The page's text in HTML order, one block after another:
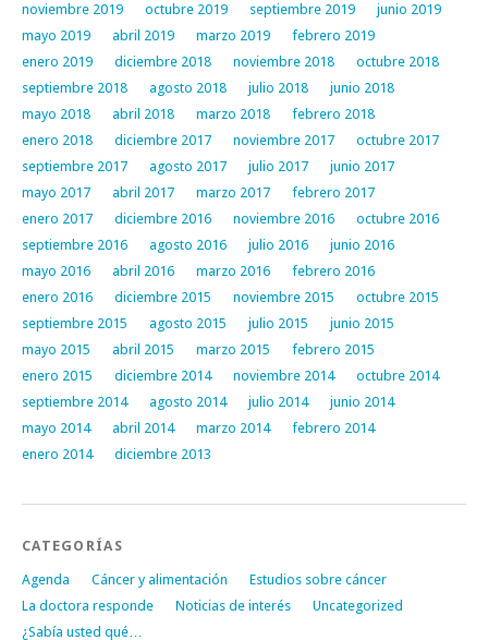
noviembre 2019 octubre 2019 septiembre 2019
junio 2019
mayo 2019
abril 2019 marzo 2019
febrero 2019
enero 2019
diciembre 2018 noviembre 2018
octubre 2018
septiembre 2018
agosto 2018 julio 2018
junio 2018
mayo 2018
abril 2018 marzo 2018
febrero 2018
enero 2018
diciembre 2017 noviembre 2017
octubre 2017
septiembre 2017
agosto 2017 julio 2017
junio 2017
mayo 2017
abril 2017 marzo 2017
febrero 2017
enero 2017
diciembre 2016 noviembre 2016
octubre 2016
septiembre 2016
agosto 2016 julio 2016
junio 2016
mayo 2016
abril 2016 marzo 2016
febrero 2016
enero 2016
diciembre 2015 noviembre 2015
octubre 2015
septiembre 2015
agosto 2015 julio 2015
junio 2015
mayo 2015
abril 2015 marzo 2015
febrero 2015
enero 2015
diciembre 2014 noviembre 2014
octubre 2014
septiembre 2014
agosto 2014 julio 2014
junio 2014
mayo 2014
abril 2014 marzo 2014
febrero 2014
enero 2014
diciembre 2013
CATEGORÍAS
Agenda Cáncer y alimentación
Estudios sobre cáncer
La doctora responde
Noticias de interés
Uncategorized
¿Sabía usted qué…